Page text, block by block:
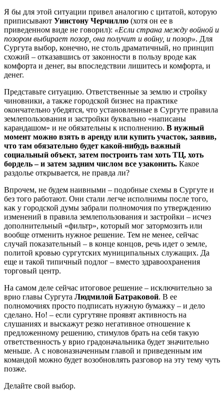
Я бы для этой ситуации привел аналогию с цитатой, которую
приписывают Уинстону Черчиллю (хотя он ее в
приведенном виде не говорил): «Если страна между войной и
позором выбирает позор, она получит и войну, и позор». Для
Сургута выбор, конечно, не столь драматичный, но принцип
схожий – отказавшись от законности в пользу вроде как
комфорта и денег, вы впоследствии лишитесь и комфорта, и
денег.
Представьте ситуацию. Ответственные за землю и стройку
чиновники, а также городской бизнес на практике
окончательно убедятся, что установленные в Сургуте правила
землепользования и застройки буквально «написаны
карандашом» и не обязательны к исполнению. В нужный
момент можно взять в аренду или купить участок, заявив,
что там обязательно будет какой-нибудь важный
социальный объект, затем построить там хоть ТЦ, хоть
бордель – и затем задним числом все узаконить. Какое
раздолье открывается, не правда ли?
Впрочем, не будем наивными – подобные схемы в Сургуте и
без того работают. Они стали легче исполнимы после того,
как у городской думы забрали полномочия по утверждению
изменений в правила землепользования и застройки – исчез
дополнительный «фильтр», который мог затормозить или
вообще отменить нужное решение. Тем не менее, сейчас
случай показательный – в конце концов, речь идет о земле,
политой кровью сургутских муниципальных служащих. Да
еще и такой типичный подлог – вместо здравоохранения
торговый центр.
На самом деле сейчас итоговое решение – исключительно за
врио главы Сургута Людмилой Батраковой. В ее
полномочиях просто подписать нужную бумажку – и дело
сделано. Но! – если сургутяне проявят активность на
слушаниях и выскажут резко негативное отношение к
предложенному решению, стимулов брать на себя такую
ответственность у врио градоначальника будет значительно
меньше. А с новоназначенным главой и приведенным им
командой можно будет возобновлять разговор на эту тему чуть
позже.
Делайте свой выбор.